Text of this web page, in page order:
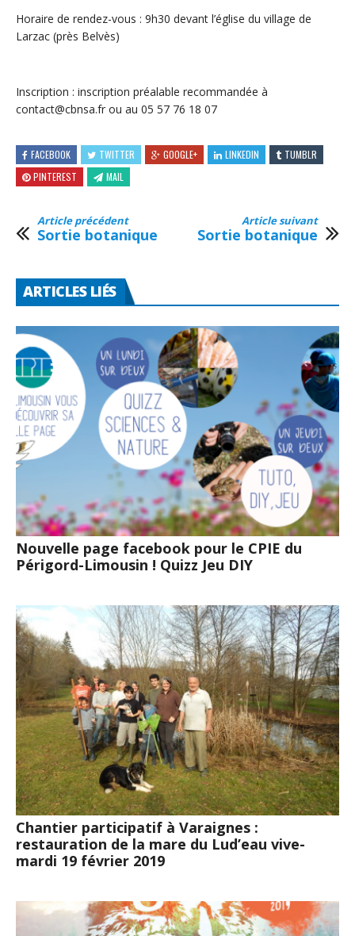
Horaire de rendez-vous : 9h30 devant l’église du village de
Larzac (près Belvès)
Inscription : inscription préalable recommandée à
contact@cbnsa.fr ou au 05 57 76 18 07
FACEBOOK TWITTER GOOGLE+ LINKEDIN
TUMBLR
PINTEREST
MAIL
Article précédent
Sortie botanique
Article suivant
Sortie botanique
ARTICLES LIÉS
Nouvelle page facebook pour le CPIE du
Périgord-Limousin ! Quizz Jeu DIY
Chantier participatif à Varaignes :
restauration de la mare du Lud’eau vive-
mardi 19 février 2019